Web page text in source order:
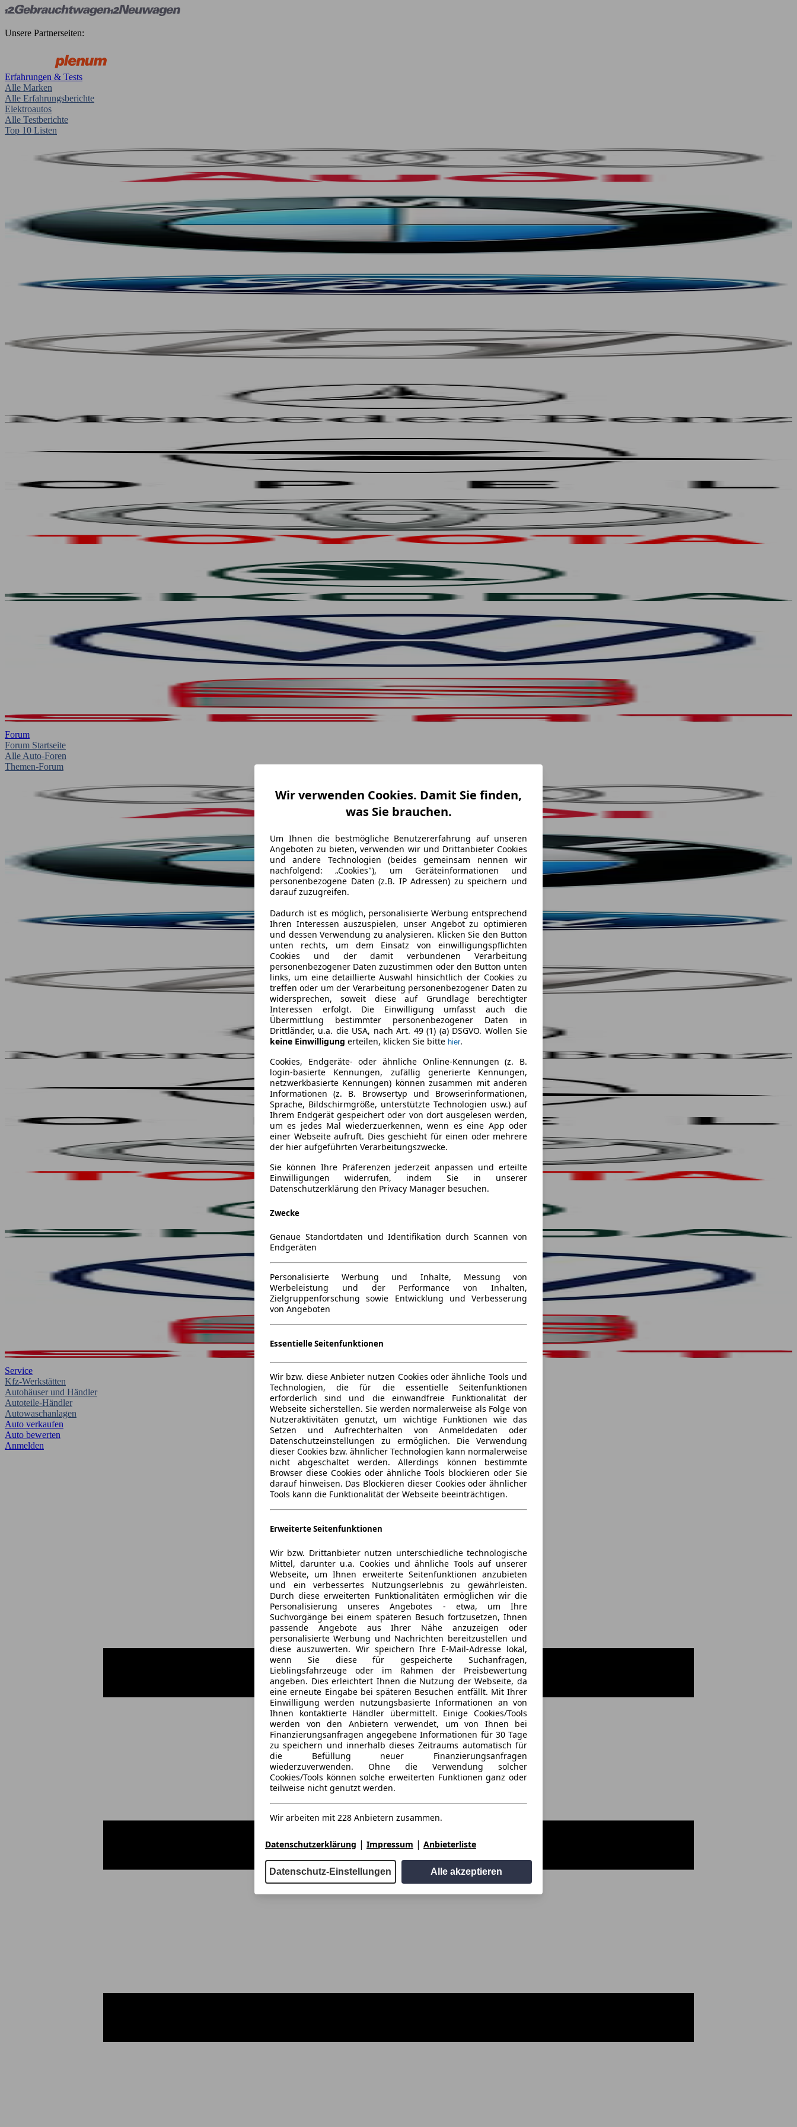
Unsere Partnerseiten:
Erfahrungen & Tests
Alle Marken
Alle Erfahrungsberichte
Elektroautos
Alle Testberichte
Top 10 Listen
Forum
Forum Startseite
Alle Auto-Foren
Themen-Forum
Service
Kfz-Werkstätten
Autohäuser und Händler
Autoteile-Händler
Autowaschanlagen
Auto verkaufen
Auto bewerten
Anmelden
Wir verwenden Cookies. Damit Sie finden,
was Sie brauchen.
Um Ihnen die bestmögliche Benutzererfahrung auf unseren
Angeboten zu bieten, verwenden wir und Drittanbieter Cookies
und andere Technologien (beides gemeinsam nennen wir
nachfolgend: „Cookies"), um Geräteinformationen und
personenbezogene Daten (z.B. IP Adressen) zu speichern und
darauf zuzugreifen.
Dadurch ist es möglich, personalisierte Werbung entsprechend
Ihren Interessen auszuspielen, unser Angebot zu optimieren
und dessen Verwendung zu analysieren. Klicken Sie den Button
unten rechts, um dem Einsatz von einwilligungspflichten
Cookies und der damit verbundenen Verarbeitung
personenbezogener Daten zuzustimmen oder den Button unten
links, um eine detaillierte Auswahl hinsichtlich der Cookies zu
treffen oder um der Verarbeitung personenbezogener Daten zu
widersprechen, soweit diese auf Grundlage berechtigter
Interessen erfolgt. Die Einwilligung umfasst auch die
Übermittlung bestimmter personenbezogener Daten in
Drittländer, u.a. die USA, nach Art. 49 (1) (a) DSGVO. Wollen Sie
keine Einwilligung erteilen, klicken Sie bitte hier.
Cookies, Endgeräte- oder ähnliche Online-Kennungen (z. B.
login-basierte Kennungen, zufällig generierte Kennungen,
netzwerkbasierte Kennungen) können zusammen mit anderen
Informationen (z. B. Browsertyp und Browserinformationen,
Sprache, Bildschirmgröße, unterstützte Technologien usw.) auf
Ihrem Endgerät gespeichert oder von dort ausgelesen werden,
um es jedes Mal wiederzuerkennen, wenn es eine App oder
einer Webseite aufruft. Dies geschieht für einen oder mehrere
der hier aufgeführten Verarbeitungszwecke.
Sie können Ihre Präferenzen jederzeit anpassen und erteilte
Einwilligungen widerrufen, indem Sie in unserer
Datenschutzerklärung den Privacy Manager besuchen.
Zwecke
Genaue Standortdaten und Identifikation durch Scannen von
Endgeräten
Personalisierte Werbung und Inhalte, Messung von
Werbeleistung und der Performance von Inhalten,
Zielgruppenforschung sowie Entwicklung und Verbesserung
von Angeboten
Essentielle Seitenfunktionen
Wir bzw. diese Anbieter nutzen Cookies oder ähnliche Tools und
Technologien, die für die essentielle Seitenfunktionen
erforderlich sind und die einwandfreie Funktionalität der
Webseite sicherstellen. Sie werden normalerweise als Folge von
Nutzeraktivitäten genutzt, um wichtige Funktionen wie das
Setzen und Aufrechterhalten von Anmeldedaten oder
Datenschutzeinstellungen zu ermöglichen. Die Verwendung
dieser Cookies bzw. ähnlicher Technologien kann normalerweise
nicht abgeschaltet werden. Allerdings können bestimmte
Browser diese Cookies oder ähnliche Tools blockieren oder Sie
darauf hinweisen. Das Blockieren dieser Cookies oder ähnlicher
Tools kann die Funktionalität der Webseite beeinträchtigen.
Erweiterte Seitenfunktionen
Wir bzw. Drittanbieter nutzen unterschiedliche technologische
Mittel, darunter u.a. Cookies und ähnliche Tools auf unserer
Webseite, um Ihnen erweiterte Seitenfunktionen anzubieten
und ein verbessertes Nutzungserlebnis zu gewährleisten.
Durch diese erweiterten Funktionalitäten ermöglichen wir die
Personalisierung unseres Angebotes - etwa, um Ihre
Suchvorgänge bei einem späteren Besuch fortzusetzen, Ihnen
passende Angebote aus Ihrer Nähe anzuzeigen oder
personalisierte Werbung und Nachrichten bereitzustellen und
diese auszuwerten. Wir speichern Ihre E-Mail-Adresse lokal,
wenn Sie diese für gespeicherte Suchanfragen,
Lieblingsfahrzeuge oder im Rahmen der Preisbewertung
angeben. Dies erleichtert Ihnen die Nutzung der Webseite, da
eine erneute Eingabe bei späteren Besuchen entfällt. Mit Ihrer
Einwilligung werden nutzungsbasierte Informationen an von
Ihnen kontaktierte Händler übermittelt. Einige Cookies/Tools
werden von den Anbietern verwendet, um von Ihnen bei
Finanzierungsanfragen angegebene Informationen für 30 Tage
zu speichern und innerhalb dieses Zeitraums automatisch für
die Befüllung neuer Finanzierungsanfragen
wiederzuverwenden. Ohne die Verwendung solcher
Cookies/Tools können solche erweiterten Funktionen ganz oder
teilweise nicht genutzt werden.
Wir arbeiten mit 228 Anbietern zusammen.
Datenschutzerklärung | Impressum | Anbieterliste
Datenschutz-Einstellungen Alle akzeptieren